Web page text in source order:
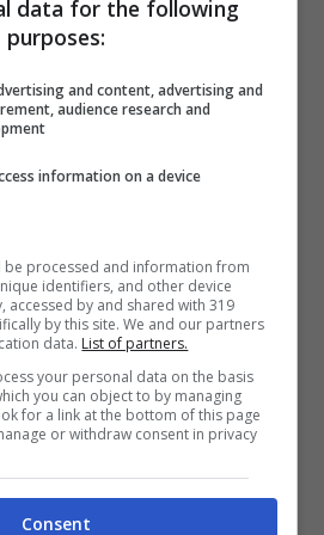
il ranking delle proteine
peso a quelle che
e sembrano fulcro di
vero e proprio, come
isolarne 7 su
un importante ruolo
cancro. Ovviamente la
uno stato non evoluto e
studi e applicazioni,
inizio,ecco tutte le notizie
.
data for the following
purposes:
and content, advertising and
audience research and
information on a device
be processed and information from
identifiers, and other device
accessed by and shared with 319
by this site. We and our partners
data. List of partners.
your personal data on the basis
you can object to by managing
for a link at the bottom of this page
or withdraw consent in privacy
Consent